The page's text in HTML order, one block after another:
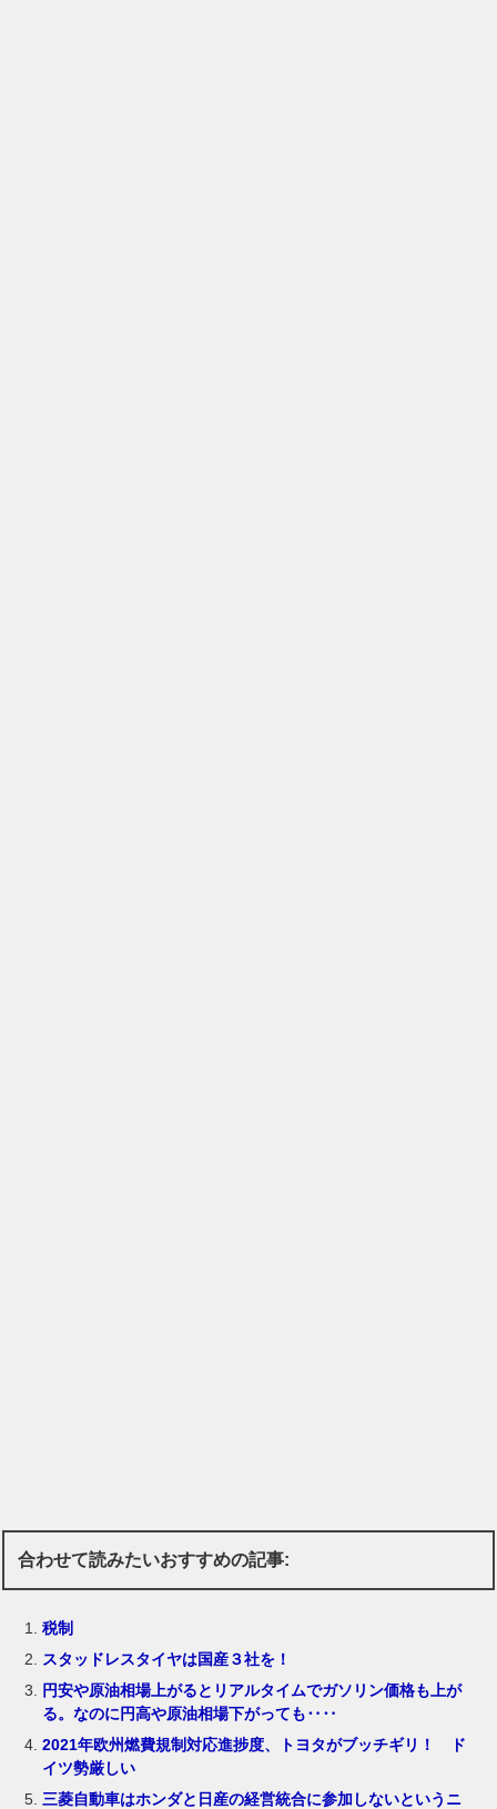
合わせて読みたいおすすめの記事:
税制
スタッドレスタイヤは国産３社を！
円安や原油相場上がるとリアルタイムでガソリン価格も上が
る。なのに円高や原油相場下がっても‥‥
2021年欧州燃費規制対応進捗度、トヨタがブッチギリ！ ド
イツ勢厳しい
三菱自動車はホンダと日産の経営統合に参加しないというニ